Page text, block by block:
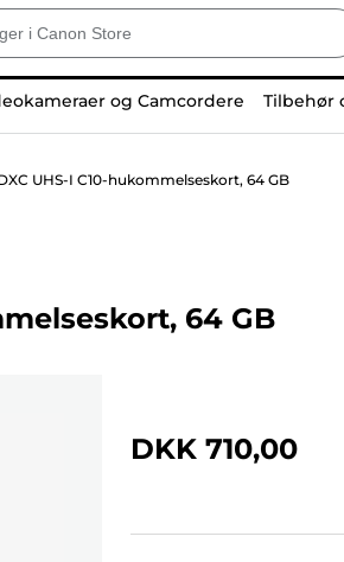
og Camcordere Tilbehør
UHS-I C10-hukommelseskort, 64 GB
64 GB
DKK 710,00